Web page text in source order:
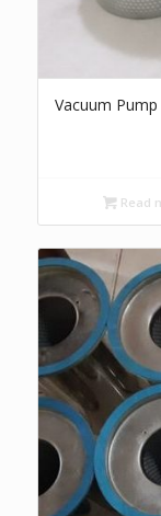
Vacuum
Read